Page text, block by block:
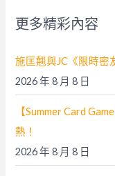
:
更多精彩內容
施匡翹與JC《限時密
2026 年 8 月 8 日
【Summer Card
熱！
2026 年 8 月 8 日